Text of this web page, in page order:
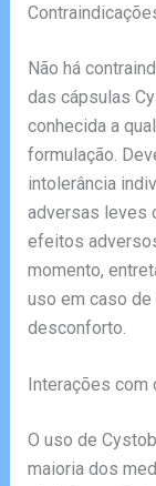
Não há
das cápsulas
conhecida a
formulação.
intolerância
adversas leves
efeitos
momento,
uso em caso
desconforto.
Interações
O uso de
maioria dos